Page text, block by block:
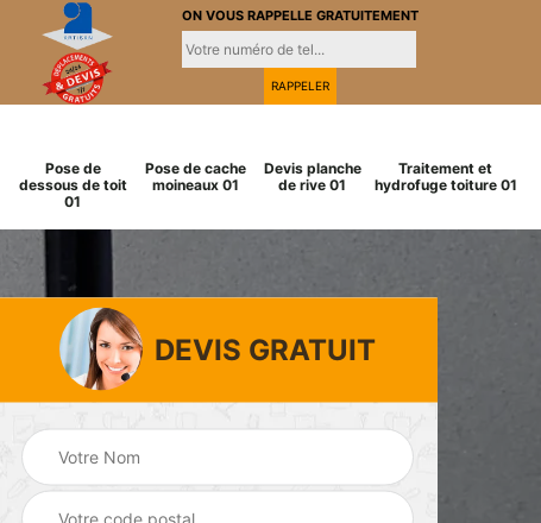
ON VOUS RAPPELLE GRATUITEMENT
Pose de
dessous de toit
01
Pose de cache
moineaux 01
Devis planche
de rive 01
Traitement et
hydrofuge toiture 01
DEVIS GRATUIT